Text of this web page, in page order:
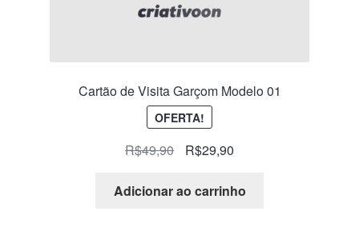
Cartão de Visita Garçom Modelo 01
OFERTA!
R$49,90 R$29,90
Adicionar ao carrinho